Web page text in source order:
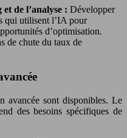
de l’analyse : Développer
qui utilisent l’IA pour
d’optimisation.
de chute du taux de
avancée sont disponibles. Le
des besoins spécifiques de